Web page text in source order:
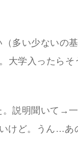
多い少ないの
大学入ったらそ
。説明聞いて→
けど。うん…あ